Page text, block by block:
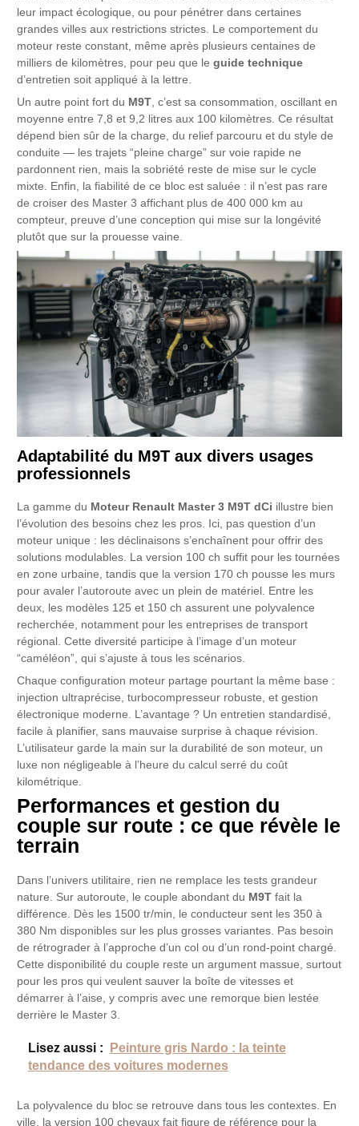
leur impact écologique, ou pour pénétrer dans certaines
grandes villes aux restrictions strictes. Le comportement du
moteur reste constant, même après plusieurs centaines de
milliers de kilomètres, pour peu que leguide technique
d’entretien soit appliqué à la lettre.
Un autre point fort du M9T , c’est sa consommation, oscillant en
moyenne entre 7,8 et 9,2 litres aux 100 kilomètres. Ce résultat
dépend bien sûr de la charge, du relief parcouru et du style de
conduite — les trajets “pleine charge” sur voie rapide ne
pardonnent rien, mais la sobriété reste de mise sur le cycle
mixte. Enfin, la fiabilité de ce bloc est saluée : il n’est pas rare
de croiser des Master 3 affichant plus de 400 000 km au
compteur, preuve d’une conception qui mise sur la longévité
plutôt que sur la prouesse vaine.
Adaptabilité du M9T aux divers usages
professionnels
La gamme du Moteur Renault Master 3 M9T dCi illustre bien
l’évolution des besoins chez les pros. Ici, pas question d’un
moteur unique : les déclinaisons s’enchaînent pour offrir des
solutions modulables. La version 100 ch suffit pour les tournées
en zone urbaine, tandis que la version 170 ch pousse les murs
pour avaler l’autoroute avec un plein de matériel. Entre les
deux, les modèles 125 et 150 ch assurent une polyvalence
recherchée, notamment pour les entreprises de transport
régional. Cette diversité participe à l’image d’un moteur
“caméléon”, qui s’ajuste à tous les scénarios.
Chaque configuration moteur partage pourtant la même base :
injection ultraprécise, turbocompresseur robuste, et gestion
électronique moderne. L’avantage ? Un entretien standardisé,
facile à planifier, sans mauvaise surprise à chaque révision.
L’utilisateur garde la main sur la durabilité de son moteur, un
luxe non négligeable à l’heure du calcul serré du coût
kilométrique.
Performances et gestion du
couple sur route : ce que révèle le
terrain
Dans l’univers utilitaire, rien ne remplace les tests grandeur
nature. Sur autoroute, le couple abondant du M9T fait la
différence. Dès les 1500 tr/min, le conducteur sent les 350 à
380 Nm disponibles sur les plus grosses variantes. Pas besoin
de rétrograder à l’approche d’un col ou d’un rond-point chargé.
Cette disponibilité du couple reste un argument massue, surtout
pour les pros qui veulent sauver la boîte de vitesses et
démarrer à l’aise, y compris avec une remorque bien lestée
derrière le Master 3.
Lisez aussi :
Peinture gris Nardo : la teinte
tendance des voitures modernes
La polyvalence du bloc se retrouve dans tous les contextes. En
ville, la version 100 chevaux fait figure de référence pour la